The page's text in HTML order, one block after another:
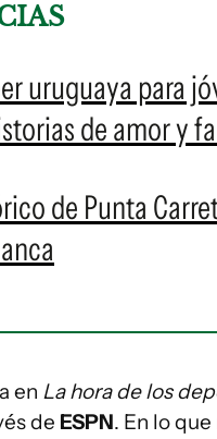
uruguaya para
de amor y
de Punta
en La hora de los
de ESPN. En lo